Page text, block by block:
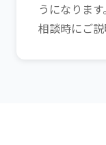
うになりま
相談時にご説